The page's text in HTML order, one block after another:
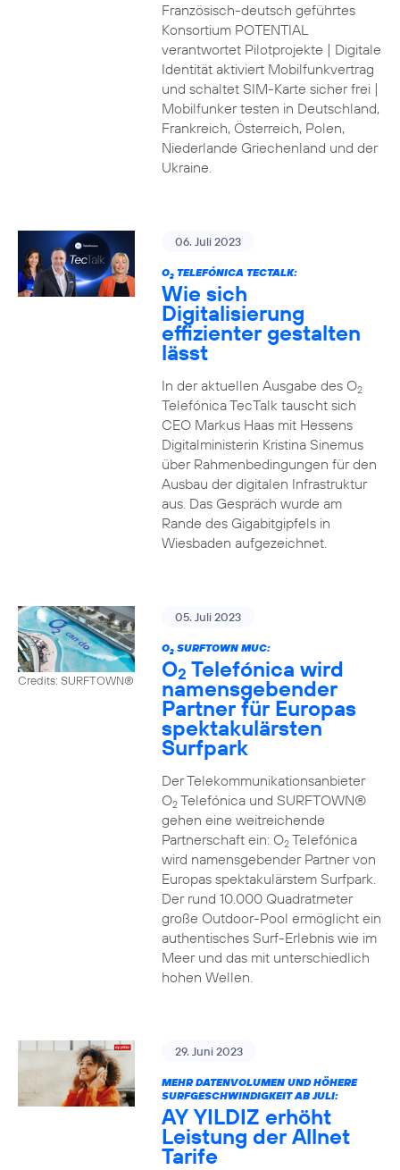
Französisch-deutsch geführtes
Konsortium POTENTIAL
verantwortet Pilotprojekte | Digitale
Identität aktiviert Mobilfunkvertrag
und schaltet SIM-Karte sicher frei |
Mobilfunker testen in Deutschland,
Frankreich, Österreich, Polen,
Niederlande Griechenland und der
Ukraine.
06. Juli 2023
O2TELEFÓNICA TECTALK:
Wie sich
Digitalisierung
effizienter gestalten
lässt
In der aktuellen Ausgabe des O2
Telefónica TecTalk tauscht sich
CEO Markus Haas mit Hessens
Digitalministerin Kristina Sinemus
über Rahmenbedingungen für den
Ausbau der digitalen Infrastruktur
aus. Das Gespräch wurde am
Rande des Gigabitgipfels in
Wiesbaden aufgezeichnet.
Credits: SURFTOWN®
05. Juli 2023
O2SURFTOWN MUC:
O2 Telefónica wird
namensgebender
Partner für Europas
spektakulärsten
Surfpark
Der Telekommunikationsanbieter
O2Telefónica und SURFTOWN®
gehen eine weitreichende
Partnerschaft ein: O2Telefónica
wird namensgebender Partner von
Europas spektakulärstem Surfpark.
Der rund 10.000 Quadratmeter
große Outdoor-Pool ermöglicht ein
authentisches Surf-Erlebnis wie im
Meer und das mit unterschiedlich
hohen Wellen.
29. Juni 2023
MEHR DATENVOLUMEN UND HÖHERE
SURFGESCHWINDIGKEIT AB JULI:
AY YILDIZ erhöht
Leistung der Allnet
Tarife